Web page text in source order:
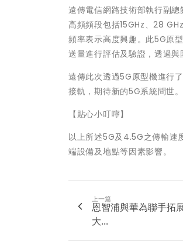
遠傳電信網路技術部執行副
高頻頻段包括15GHz、28
頻率表示高度興趣。此5G原
送量進行評估及驗證，透過
遠傳此次透過5G原型機進行
接軌，期待新的5G系統問世。
【貼心小叮嚀】
以上所述5G及4.5G之傳輸速
端設備及地點等因素影響。
上一篇
恩智浦與華為聯手拓
大...